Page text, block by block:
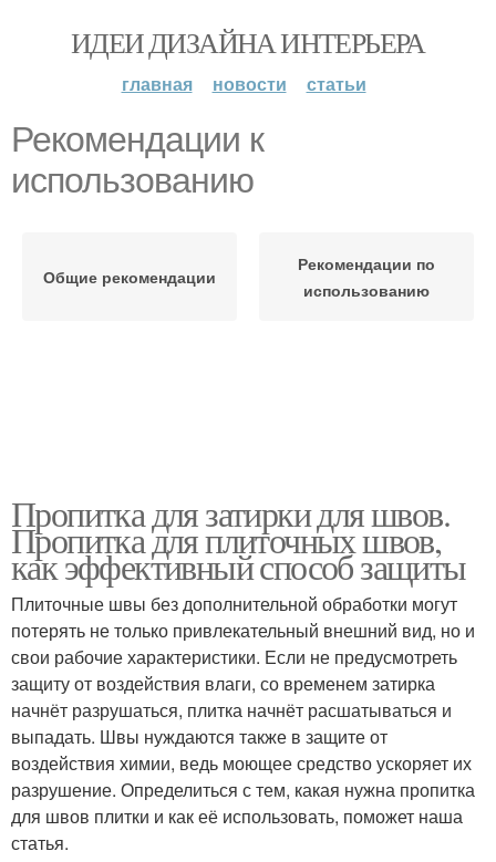
ИДЕИ ДИЗАЙНА ИНТЕРЬЕРА
главная новости статьи
Рекомендации к
использованию
Общие рекомендации
Рекомендации по
использованию
Пропитка для затирки для швов.
Пропитка для плиточных швов,
как эффективный способ защиты
Плиточные швы без дополнительной обработки могут
потерять не только привлекательный внешний вид, но и
свои рабочие характеристики. Если не предусмотреть
защиту от воздействия влаги, со временем затирка
начнёт разрушаться, плитка начнёт расшатываться и
выпадать. Швы нуждаются также в защите от
воздействия химии, ведь моющее средство ускоряет их
разрушение. Определиться с тем, какая нужна пропитка
для швов плитки и как её использовать, поможет наша
статья.